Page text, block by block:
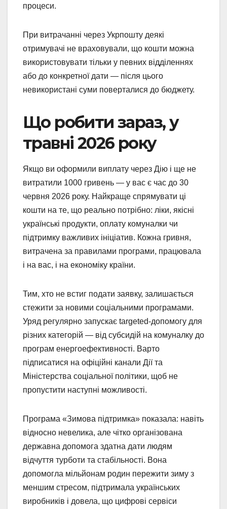
процеси.
При витрачанні через Укрпошту деякі
отримувачі не враховували, що кошти можна
використовувати тільки у певних відділеннях
або до конкретної дати — після цього
невикористані суми поверталися до бюджету.
Що робити зараз, у
травні 2026 року
Якщо ви оформили виплату через Дію і ще не
витратили 1000 гривень — у вас є час до 30
червня 2026 року. Найкраще спрямувати ці
кошти на те, що реально потрібно: ліки, якісні
українські продукти, оплату комуналки чи
підтримку важливих ініціатив. Кожна гривня,
витрачена за правилами програми, працювала
і на вас, і на економіку країни.
Тим, хто не встиг подати заявку, залишається
стежити за новими соціальними програмами.
Уряд регулярно запускає targeted-допомогу для
різних категорій — від субсидій на комуналку до
програм енергоефективності. Варто
підписатися на офіційні канали Дії та
Міністерства соціальної політики, щоб не
пропустити наступні можливості.
Програма «Зимова підтримка» показала: навіть
відносно невелика, але чітко організована
державна допомога здатна дати людям
відчуття турботи та стабільності. Вона
допомогла мільйонам родин пережити зиму з
меншим стресом, підтримала українських
виробників і довела, що цифрові сервіси